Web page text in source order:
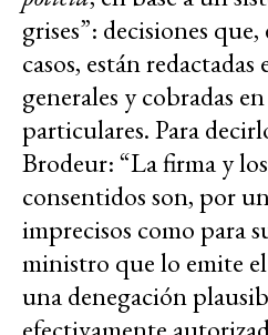
grises”: decisiones
casos, están
generales y cobradas
particulares. Para
Brodeur: “La firma y
consentidos son, por
imprecisos como para
ministro que lo emite
una denegación